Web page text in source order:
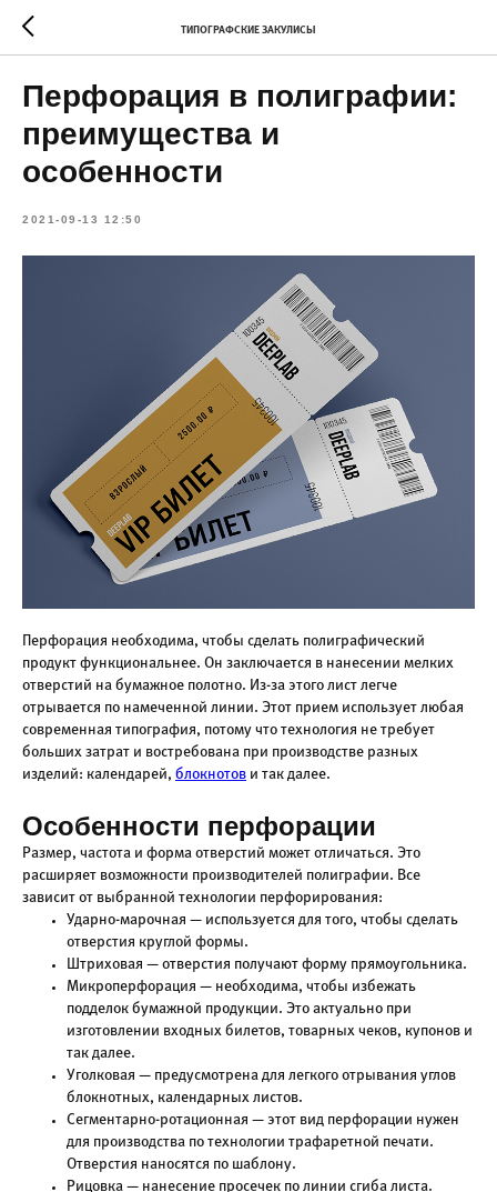
ТИПОГРАФСКИЕ ЗАКУЛИСЫ
Перфорация в полиграфии:
преимущества и
особенности
2021-09-13 12:50
Перфорация необходима, чтобы сделать полиграфический
продукт функциональнее. Он заключается в нанесении мелких
отверстий на бумажное полотно. Из-за этого лист легче
отрывается по намеченной линии. Этот прием использует любая
современная типография, потому что технология не требует
больших затрат и востребована при производстве разных
изделий: календарей, блокнотов и так далее.
Особенности перфорации
Размер, частота и форма отверстий может отличаться. Это
расширяет возможности производителей полиграфии. Все
зависит от выбранной технологии перфорирования:
Ударно-марочная — используется для того, чтобы сделать
отверстия круглой формы.
Штриховая — отверстия получают форму прямоугольника.
Микроперфорация — необходима, чтобы избежать
подделок бумажной продукции. Это актуально при
изготовлении входных билетов, товарных чеков, купонов и
так далее.
Уголковая — предусмотрена для легкого отрывания углов
блокнотных, календарных листов.
Сегментарно-ротационная — этот вид перфорации нужен
для производства по технологии трафаретной печати.
Отверстия наносятся по шаблону.
Рицовка — нанесение просечек по линии сгиба листа.